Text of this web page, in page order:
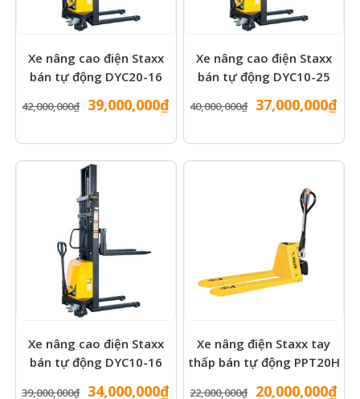
Xe nâng cao điện Staxx
bán tự động DYC20-16
42,000,000₫ Giá
là:
42,000,000₫.
39,000,000₫Giá
tại
là:
Xe nâng cao điện Staxx
bán tự động DYC10-25
40,000,000₫ Giá
là:
40,000,000₫.
37,000,000₫Giá
tại
là:
Xe nâng cao điện Staxx
bán tự động DYC10-16
39,000,000₫ Giá
34,000,000₫Giá
Xe nâng điện Staxx tay
thấp bán tự động PPT20H
22,000,000₫ Giá
20,000,000₫Giá